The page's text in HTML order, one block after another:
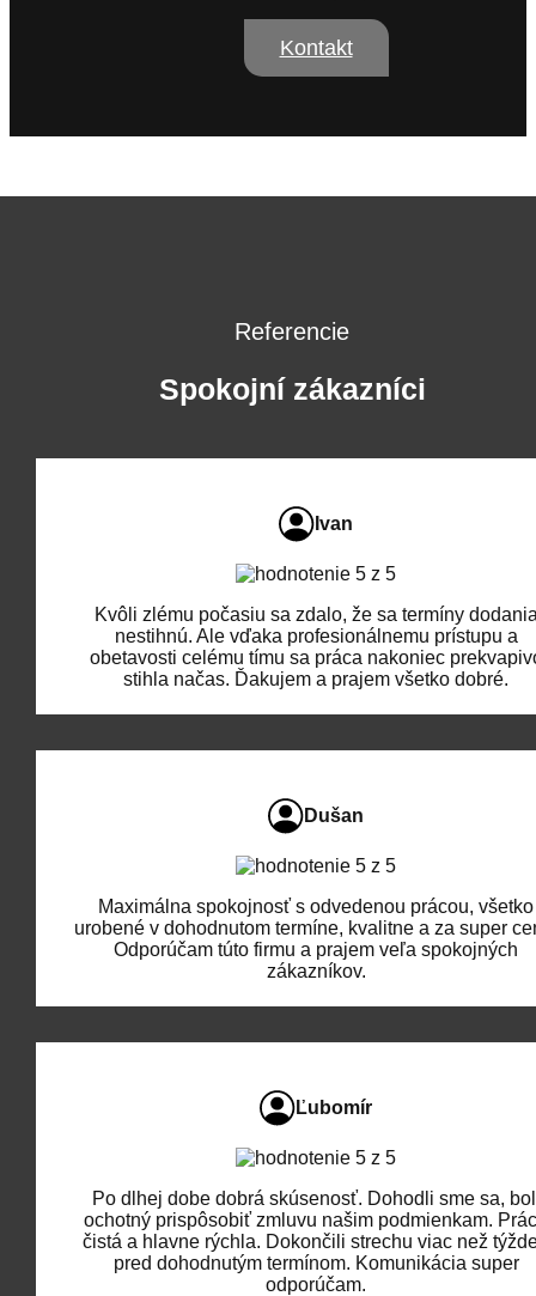
Kontakt
Referencie
Spokojní zákazníci
Ivan
Kvôli zlému počasiu sa zdalo, že sa termíny
nestihnú. Ale vďaka profesionálnemu prístupu a
obetavosti celému tímu sa práca nakoniec
stihla načas. Ďakujem a prajem všetko dobré.
Dušan
Maximálna spokojnosť s odvedenou prácou, všetko
urobené v dohodnutom termíne, kvalitne a za super
Odporúčam túto firmu a prajem veľa spokojných
zákazníkov.
Ľubomír
Po dlhej dobe dobrá skúsenosť. Dohodli sme sa,
ochotný prispôsobiť zmluvu našim podmienkam.
čistá a hlavne rýchla. Dokončili strechu viac než
pred dohodnutým termínom. Komunikácia super
odporúčam.